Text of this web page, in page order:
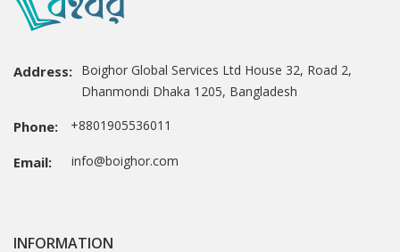
Address: Boighor Global Services Ltd House 32, Road 2,
Dhanmondi Dhaka 1205, Bangladesh
Phone: +8801905536011
Email: info@boighor.com
INFORMATION